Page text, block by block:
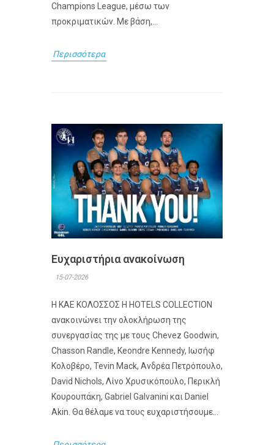
Champions League, μέσω των
προκριματικών. Με βάση,...
Περισσότερα
Ευχαριστήρια ανακοίνωση
15-07-2026
Η ΚΑΕ ΚΟΛΟΣΣΟΣ H HOTELS COLLECTION
ανακοινώνει την ολοκλήρωση της
συνεργασίας της με τους Chevez Goodwin,
Chasson Randle, Keondre Kennedy, Ιωσήφ
Κολοβέρο, Tevin Mack, Ανδρέα Πετρόπουλο,
David Nichols, Λίνο Χρυσικόπουλο, Περικλή
Κουρουπάκη, Gabriel Galvanini και Daniel
Akin. Θα θέλαμε να τους ευχαριστήσουμε...